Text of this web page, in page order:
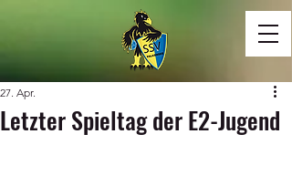
Letzter Spieltag der E2-Jugend
27. Apr.